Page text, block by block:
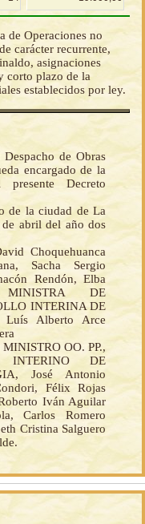
de Operaciones no
carácter recurrente,
asignaciones
corto plazo de la
establecidos por ley.
de Obras
encargado de la
Decreto
de la ciudad de La
abril del año dos
Choquehuanca
Sacha Sergio
Rendón, Elba
DE
INTERINA DE
Alberto Arce
OO. PP.,
INTERINO DE
José Antonio
Félix Rojas
Iván Aguilar
Carlos Romero
Cristina Salguero